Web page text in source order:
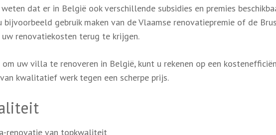
dat er in België ook verschillende subsidies en premies
gebruik maken van de Vlaamse renovatiepremie of de
renovatiekosten terug te krijgen.
uw villa te renoveren in België, kunt u rekenen op een
kwalitatief werk tegen een scherpe prijs.
renovatie van topkwaliteit